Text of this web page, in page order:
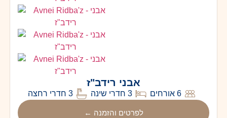
אבני רידב"ז
6 אורחים 3 חדרי שינה 3 חדרי רחצה
לפרטים והזמנה ←